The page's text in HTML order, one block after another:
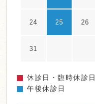
24 25 26
31
休診日・臨時休診日
午後休診日